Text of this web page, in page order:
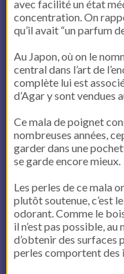
avec facilité un état
concentration. On
qu’il avait “un parfum
Au Japon, où on le
central dans l’art de
complète lui est
d’Agar y sont vendues
Ce mala de poignet
nombreuses années,
garder dans une
se garde encore mieux.
Les perles de ce mala
plutôt soutenue, c’est
odorant. Comme le
il n’est pas possible,
d’obtenir des surfaces
perles comportent des